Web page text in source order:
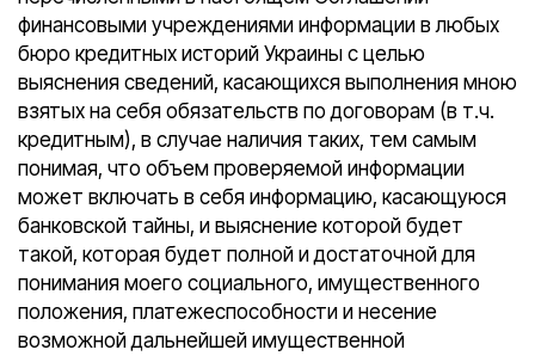
финансовыми учреждениями информации в любых
бюро кредитных историй Украины с целью
выяснения сведений, касающихся выполнения мною
взятых на себя обязательств по договорам (в т.ч.
кредитным), в случае наличия таких, тем самым
понимая, что объем проверяемой информации
может включать в себя информацию, касающуюся
банковской тайны, и выяснение которой будет
такой, которая будет полной и достаточной для
понимания моего социального, имущественного
положения, платежеспособности и несение
возможной дальнейшей имущественной